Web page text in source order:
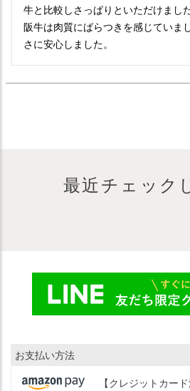
牛と比較しさっぱりといただけまし
阪牛は肉質にばらつきを感じていま
さに安心しました。
最近チェック
お支払い方法
【クレジットカード